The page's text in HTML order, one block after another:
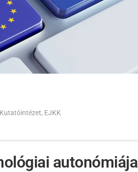
EJKK
autonómiája